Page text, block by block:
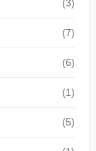
(3)
(7)
(6)
(1)
(5)